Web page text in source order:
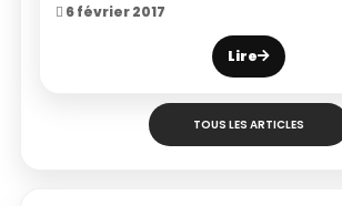
6 février 2017
Lire
TOUS LES ARTICLES